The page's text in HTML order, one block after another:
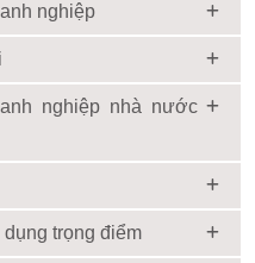
nghiệp
nghiệp nhà nước
trọng điểm